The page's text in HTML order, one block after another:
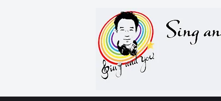
Sing